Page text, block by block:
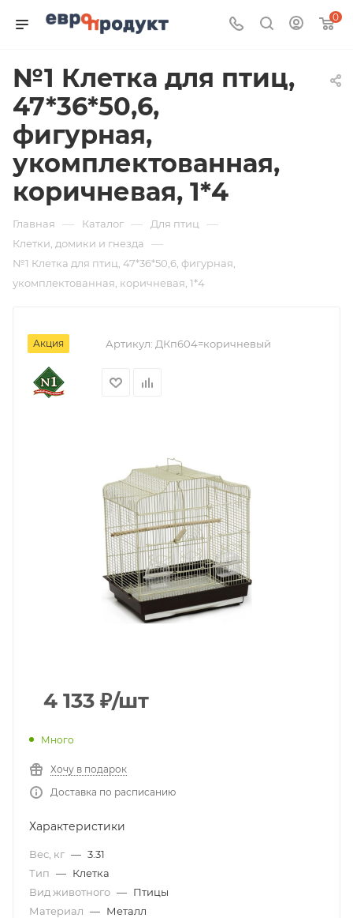
0
№1 Клетка для птиц,
47*36*50,6,
фигурная,
укомплектованная,
коричневая, 1*4
Главная — Каталог — Для птиц —
Клетки, домики и гнезда —
№1 Клетка для птиц, 47*36*50,6, фигурная,
укомплектованная, коричневая, 1*4
Акция Артикул: ДКп604=коричневый
4 133 ₽/шт
Много
Хочу в подарок
Доставка по расписанию
Характеристики
Вес, кг — 3.31
Тип — Клетка
Вид животного — Птицы
Материал — Металл